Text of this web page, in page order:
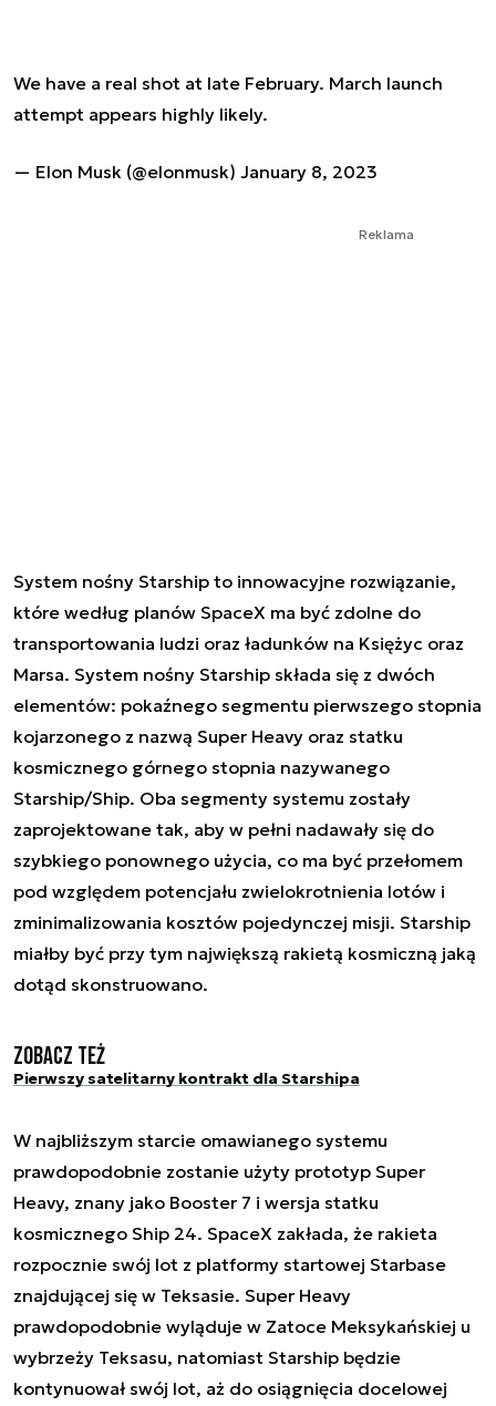
We have a real shot at late February. March launch
attempt appears highly likely.
— Elon Musk (@elonmusk) January 8, 2023
Reklama
System nośny Starship to innowacyjne rozwiązanie,
które według planów SpaceX ma być zdolne do
transportowania ludzi oraz ładunków na Księżyc oraz
Marsa. System nośny Starship składa się z dwóch
elementów: pokaźnego segmentu pierwszego stopnia
kojarzonego z nazwą Super Heavy oraz statku
kosmicznego górnego stopnia nazywanego
Starship/Ship. Oba segmenty systemu zostały
zaprojektowane tak, aby w pełni nadawały się do
szybkiego ponownego użycia, co ma być przełomem
pod względem potencjału zwielokrotnienia lotów i
zminimalizowania kosztów pojedynczej misji. Starship
miałby być przy tym największą rakietą kosmiczną jaką
dotąd skonstruowano.
Zobacz też
Pierwszy satelitarny kontrakt dla Starshipa
W najbliższym starcie omawianego systemu
prawdopodobnie zostanie użyty prototyp Super
Heavy, znany jako Booster 7 i wersja statku
kosmicznego Ship 24. SpaceX zakłada, że rakieta
rozpocznie swój lot z platformy startowej Starbase
znajdującej się w Teksasie. Super Heavy
prawdopodobnie wyląduje w Zatoce Meksykańskiej u
wybrzeży Teksasu, natomiast Starship będzie
kontynuował swój lot, aż do osiągnięcia docelowej